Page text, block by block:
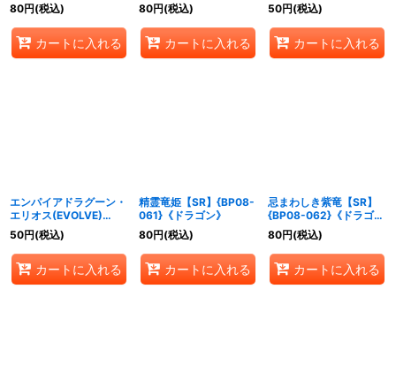
80円(税込)
カートに入れる
80円(税込)
カートに入れる
50円(税込)
カートに入れる
エンパイアドラグーン・
エリオス(EVOLVE)
【SR】{BP08-060}
《ドラゴン》
50円(税込)
カートに入れる
精霊竜姫【SR】{BP08-
061}《ドラゴン》
80円(税込)
カートに入れる
忌まわしき紫竜【SR】
{BP08-062}《ドラゴ
ン》
80円(税込)
カートに入れる